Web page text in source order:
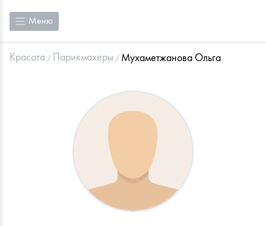
Меню
Красота Парикмахеры Мухаметжанова Ольга